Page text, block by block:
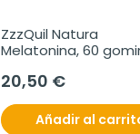
ZzzQuil Natura
Melatonina, 60
20,50 €
Añadir al